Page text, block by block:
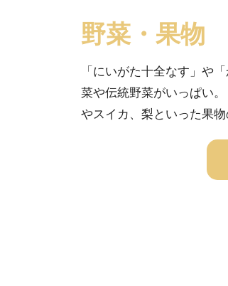
野菜・果物
「にいがた十全なす」や
菜や伝統野菜がいっぱい
やスイカ、梨といった果物